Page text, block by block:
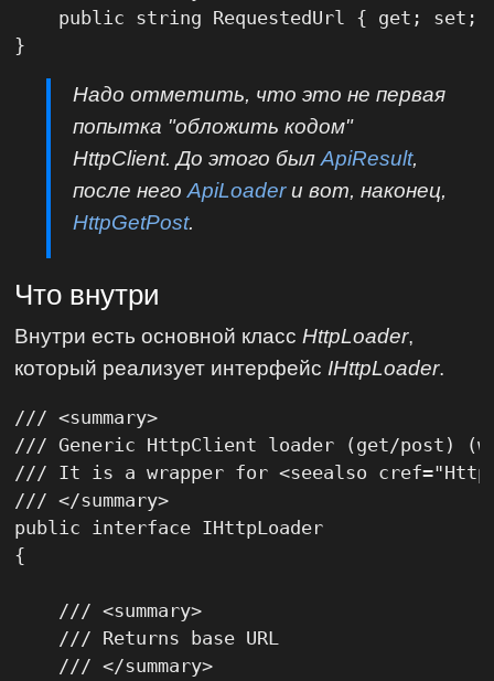
public string RequestedUrl { get; set;
}
Надо отметить, что это не первая
попытка "обложить кодом"
HttpClient. До этого былApiResult,
после негоApiLoaderи вот, наконец,
HttpGetPost.
Что внутри
Внутри есть основной классHttpLoader,
который реализует интерфейсIHttpLoader.
/// <summary>
/// Generic HttpClient loader (get/post)
/// It is a wrapper for <seealso
/// </summary>
public interface IHttpLoader
{
    /// <summary>
    /// Returns base URL
    /// </summary>